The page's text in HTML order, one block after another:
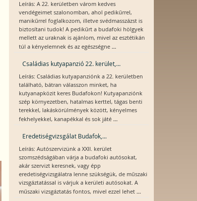
Leírás: A 22. kerületben várom kedves
vendégeimet szalonomban, ahol pedikűrrel,
manikűrrel foglalkozom, illetve svédmasszázst is
biztosítani tudok! A pedikűrt a budafoki hölgyek
mellett az uraknak is ajánlom, mivel az esztétikán
túl a kényelemnek és az egészségne ...
Családias kutyapanzió 22. kerület,...
Leírás: Családias kutyapanziónk a 22. kerületben
található, bátran válasszon minket, ha
kutyanapközit keres Budafokon! Kutyapanziónk
szép környezetben, hatalmas kerttel, tágas benti
terekkel, lakáskörülmények között, kényelmes
fekhelyekkel, kanapékkal és sok játé ...
Eredetiségvizsgálat Budafok,...
Leírás: Autószervizünk a XXII. kerület
szomszédságában várja a budafoki autósokat,
akár szervizt keresnek, vagy épp
eredetiségvizsgálatra lenne szükségük, de műszaki
vizsgáztatással is várjuk a kerületi autósokat. A
műszaki vizsgáztatás fontos, mivel ezzel lehet ...